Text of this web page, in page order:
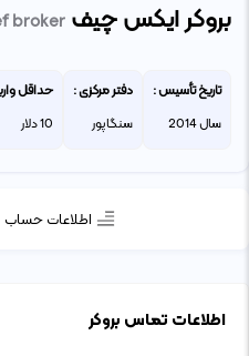
بروکر ایکس چیف broker
تاریخ تأسیس :
سال 2014
دفتر مرکزی :
سنگاپور
حداقل
10 دلار
اطلاعات حساب
اطلاعات تماس بروکر